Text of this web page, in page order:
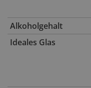
Alkoholgehalt
Ideales Glas